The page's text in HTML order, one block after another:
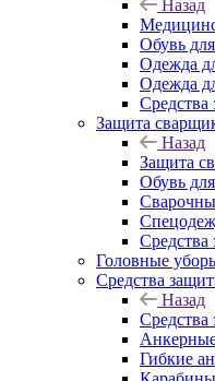
Назад
Обувь
Одежда
Одежда
Средства
Защита
Назад
Защита
Обувь
Средства
Головные
Средства
Назад
Гибкие